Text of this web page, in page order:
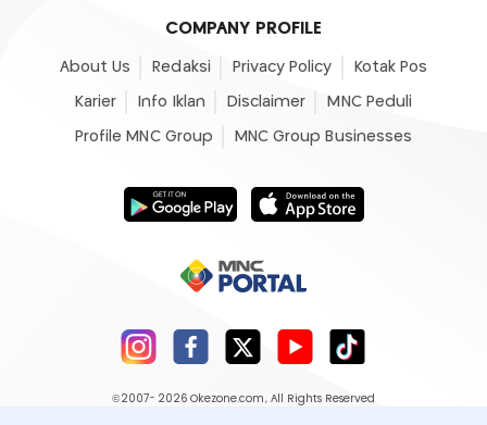
COMPANY PROFILE
About Us Redaksi Privacy Policy Kotak Pos
Karier Info Iklan Disclaimer MNC Peduli
Profile MNC Group MNC Group Businesses
©2007- 2026 Okezone.com , All Rights Reserved